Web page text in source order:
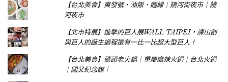
【台北美食】東發號‧油飯、麵線｜饒河街夜市｜饒
河夜市
【北市特展】進擊的巨人展WALL TAIPEI，諫山創
與巨人的誕生過程還有一比一比超大型巨人！
【台北美食】碼頭老火鍋｜重慶麻辣火鍋｜台北火鍋
｜國父紀念館｜